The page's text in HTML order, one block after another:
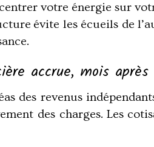
votre énergie sur
évite les écueils de
accrue, mois
des revenus
des charges. Les